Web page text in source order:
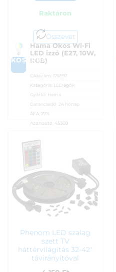
Raktáron
Összevet
KOSÁRBA
Hama Okos Wi-Fi
LED izzó (E27, 10W,
RGB)
Cikkszám: 176597
Kategória: LED égők
Gyártó: Hama
Garanciaidő:
24 hónap
ÁFA:
27%
Azonosító: 45309
Phenom LED szalag
szett TV
háttérvilágítás 32-42″
távirányítóval